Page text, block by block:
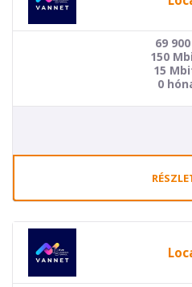
69 900
150
15
0